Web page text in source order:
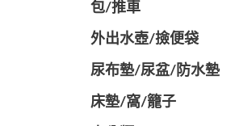
包/推車
外出水壺/撿便袋
尿布墊/尿盆/防水墊
️床墊/窩/籠子